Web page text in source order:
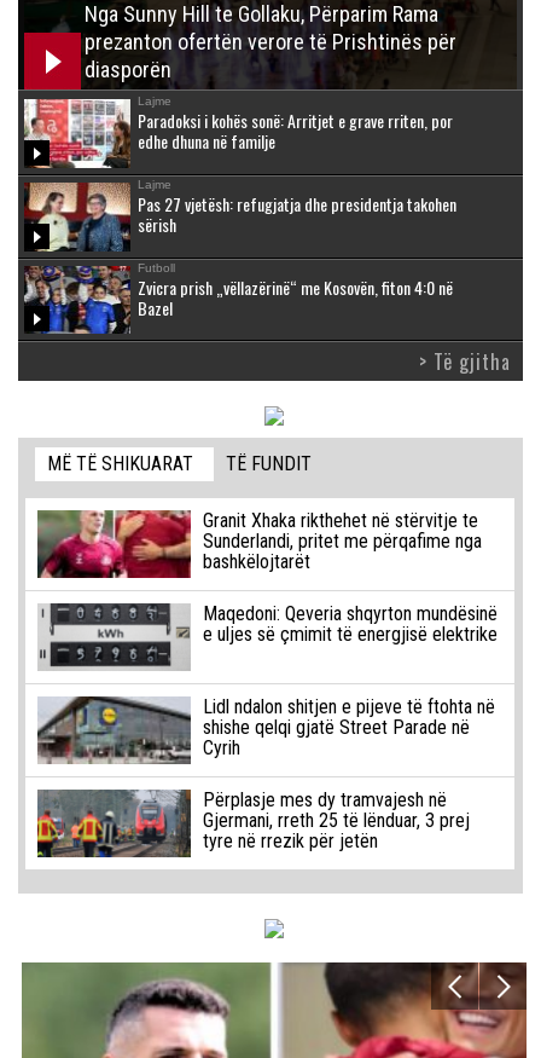
Nga Sunny Hill te Gollaku, Përparim Rama
prezanton ofertën verore të Prishtinës për
diasporën
Lajme
Paradoksi i kohës sonë: Arritjet e grave rriten, por
edhe dhuna në familje
Lajme
Pas 27 vjetësh: refugjatja dhe presidentja takohen
sërish
Futboll
Zvicra prish „vëllazërinë“ me Kosovën, fiton 4:0 në
Bazel
> Të gjitha
MË TË SHIKUARAT TË FUNDIT
Granit Xhaka rikthehet në stërvitje te
Sunderlandi, pritet me përqafime nga
bashkëlojtarët
Maqedoni: Qeveria shqyrton mundësinë
e uljes së çmimit të energjisë elektrike
Lidl ndalon shitjen e pijeve të ftohta në
shishe qelqi gjatë Street Parade në
Cyrih
Përplasje mes dy tramvajesh në
Gjermani, rreth 25 të lënduar, 3 prej
tyre në rrezik për jetën